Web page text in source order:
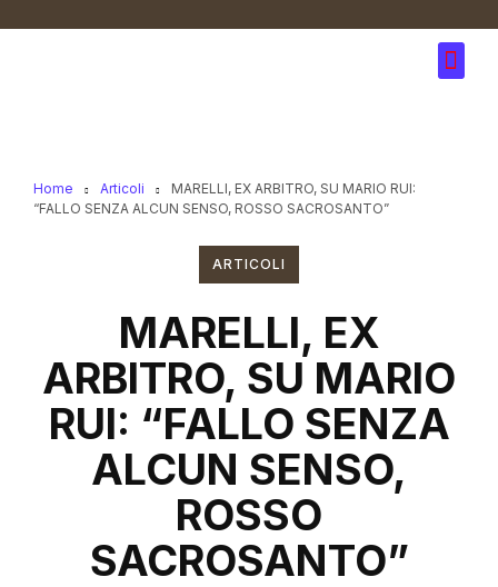
Home Articoli
MARELLI, EX ARBITRO, SU MARIO RUI:
“FALLO SENZA ALCUN SENSO, ROSSO SACROSANTO”
ARTICOLI
MARELLI, EX
ARBITRO, SU MARIO
RUI: “FALLO SENZA
ALCUN SENSO,
ROSSO
SACROSANTO”